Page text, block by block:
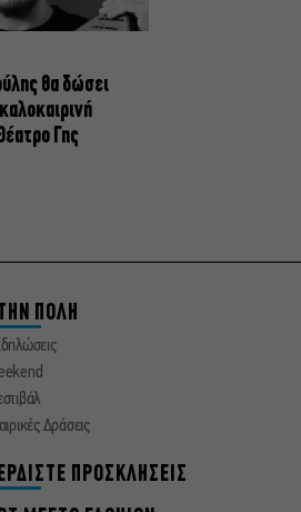
θα δώσει
Γης
ΠΟΛΗ
Δράσεις
ΠΡΟΣΚΛΗΣΕΙΣ